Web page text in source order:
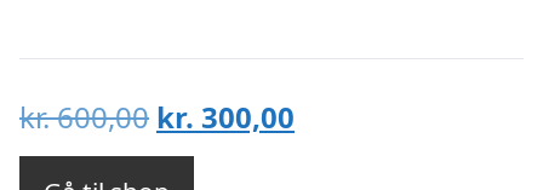
kr.600,00 Den
oprindelige
kr. 300,00